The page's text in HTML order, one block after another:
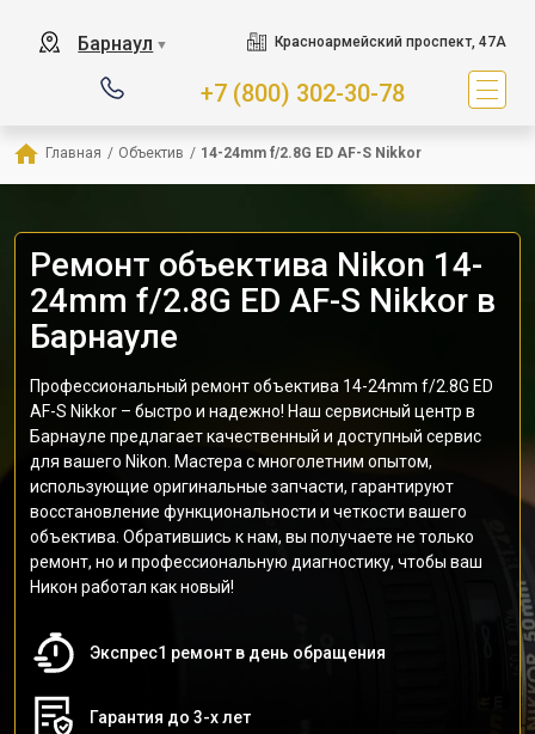
Барнаул ▼ Красноармейский проспект, 47А
+7 (800) 302-30-78
Главная / Объектив / 14-24mm f/2.8G ED AF-S Nikkor
Ремонт объектива Nikon 14-
24mm f/2.8G ED AF-S Nikkor в
Барнауле
Профессиональный ремонт объектива 14-24mm f/2.8G ED
AF-S Nikkor – быстро и надежно! Наш сервисный центр в
Барнауле предлагает качественный и доступный сервис
для вашего Nikon. Мастера с многолетним опытом,
использующие оригинальные запчасти, гарантируют
восстановление функциональности и четкости вашего
объектива. Обратившись к нам, вы получаете не только
ремонт, но и профессиональную диагностику, чтобы ваш
Никон работал как новый!
Экспрес1 ремонт в день обращения
Гарантия до 3-х лет